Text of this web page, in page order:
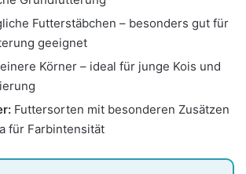
Futterstäbchen – besonders gut für
geeignet
Körner – ideal für junge Kois und
Futtersorten mit besonderen Zusätzen
für Farbintensität